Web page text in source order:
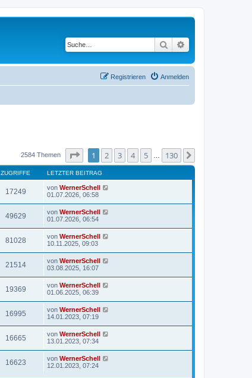
Suche
Anmelden
Registrieren
2584 Themen Seite von130
1 2 3 4 5 130
ZUGRIFFE LETZTER BEITRAG
17249 von WernerSchell
01.07.2026, 06:58
49629 von WernerSchell
01.07.2026, 06:54
81028 von WernerSchell
10.11.2025, 09:03
21514 von WernerSchell
03.08.2025, 16:07
19369 von WernerSchell
01.06.2025, 06:39
16995 von WernerSchell
14.01.2023, 07:19
16665 von WernerSchell
13.01.2023, 07:34
16623 von WernerSchell
12.01.2023, 07:24